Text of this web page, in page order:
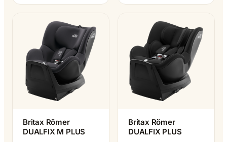
Britax Römer
DUALFIX M PLUS
Britax Römer
DUALFIX PLUS